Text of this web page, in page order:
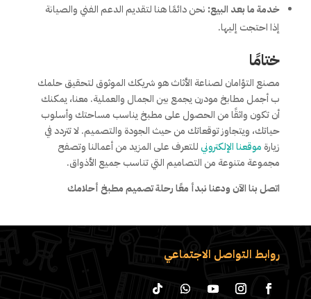
خدمة ما بعد البيع: نحن دائمًا هنا لتقديم الدعم الفني والصيانة
إذا احتجت إليها.
ختامًا
مصنع التؤامان لصناعة الأثاث هو شريكك الموثوق لتحقيق حلمك
ب أجمل مطابخ مودرن يجمع بين الجمال والعملية. معنا، يمكنك
أن تكون واثقًا من الحصول على مطبخ يناسب مساحتك وأسلوب
حياتك، ويتجاوز توقعاتك من حيث الجودة والتصميم. لا تتردد في
زيارة موقعنا الإلكترونيللتعرف على المزيد من أعمالنا وتصفح
مجموعة متنوعة من التصاميم التي تناسب جميع الأذواق.
اتصل بنا الآن ودعنا نبدأ معًا رحلة تصميم مطبخ أحلامك
روابط التواصل الاجتماعي